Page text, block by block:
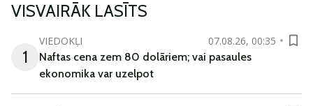
VISVAIRĀK LASĪTS
1
VIEDOKĻI
07.08.26, 00:35
Naftas cena zem 80 dolāriem; vai pasaules
ekonomika var uzelpot